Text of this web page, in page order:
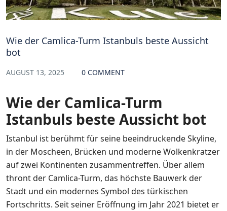
Wie der Camlica-Turm Istanbuls beste Aussicht
bot
AUGUST 13, 2025 0 COMMENT
Wie der Camlica-Turm
Istanbuls beste Aussicht bot
Istanbul ist berühmt für seine beeindruckende Skyline,
in der Moscheen, Brücken und moderne Wolkenkratzer
auf zwei Kontinenten zusammentreffen. Über allem
thront der Camlica-Turm, das höchste Bauwerk der
Stadt und ein modernes Symbol des türkischen
Fortschritts. Seit seiner Eröffnung im Jahr 2021 bietet er